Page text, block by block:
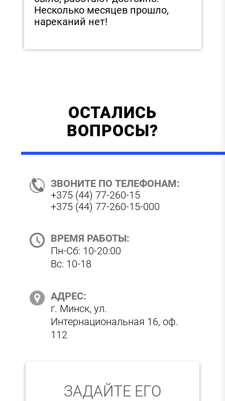
Несколько месяцев прошло,
нареканий нет!
ОСТАЛИСЬ
ВОПРОСЫ?
ЗВОНИТЕ ПО ТЕЛЕФОНАМ:
+375 (44) 77-260-15
+375 (44) 77-260-15-000
ВРЕМЯ РАБОТЫ:
Пн-Сб: 10-20:00
Вс: 10-18
АДРЕС:
г. Минск, ул.
Интернациональная 16, оф.
112
ЗАДАЙТЕ ЕГО